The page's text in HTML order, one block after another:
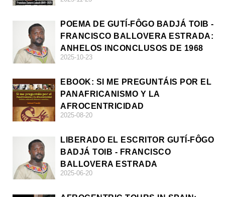
POEMA DE GUTÍ-FÔGO BADJÁ TOIB -
FRANCISCO BALLOVERA ESTRADA:
ANHELOS INCONCLUSOS DE 1968
2025-10-23
EBOOK: SI ME PREGUNTÁIS POR EL
PANAFRICANISMO Y LA
AFROCENTRICIDAD
2025-08-20
LIBERADO EL ESCRITOR GUTÍ-FÔGO
BADJÁ TOIB - FRANCISCO
BALLOVERA ESTRADA
2025-06-20